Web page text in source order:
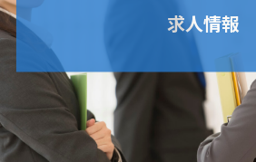
求人情報